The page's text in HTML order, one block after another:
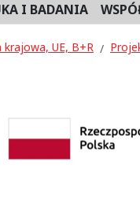
I BADANIA
krajowa, UE, B+R